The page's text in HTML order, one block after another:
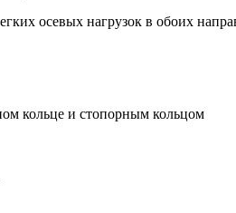
осевых нагрузок в обоих
кольце и стопорным кольцом